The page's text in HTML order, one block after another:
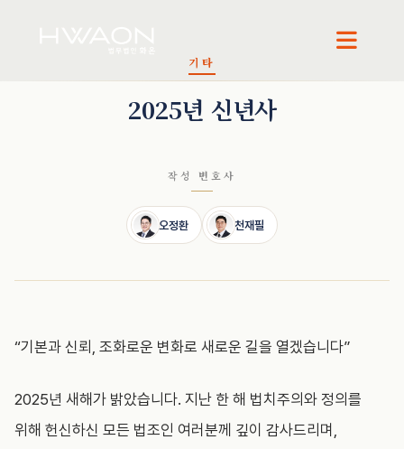
기타
2025년 신년사
작성 변호사
오정환 천재필
“기본과 신뢰, 조화로운 변화로 새로운 길을 열겠습니다”
2025년 새해가 밝았습니다. 지난 한 해 법치주의와 정의를
위해 헌신하신 모든 법조인 여러분께 깊이 감사드리며,